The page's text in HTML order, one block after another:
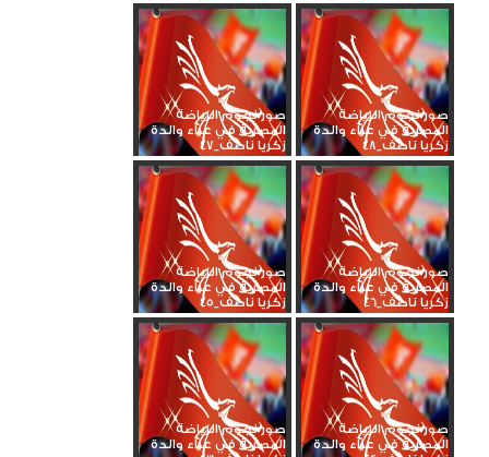
صور نجوم الرياضة
المصرية في عزاء والدة
زكريا ناصف_48
صور نجوم الرياضة
المصرية في عزاء والدة
زكريا ناصف_47
صور نجوم الرياضة
المصرية في عزاء والدة
زكريا ناصف_46
صور نجوم الرياضة
المصرية في عزاء والدة
زكريا ناصف_45
صور نجوم الرياضة
المصرية في عزاء والدة
صور نجوم الرياضة
المصرية في عزاء والدة